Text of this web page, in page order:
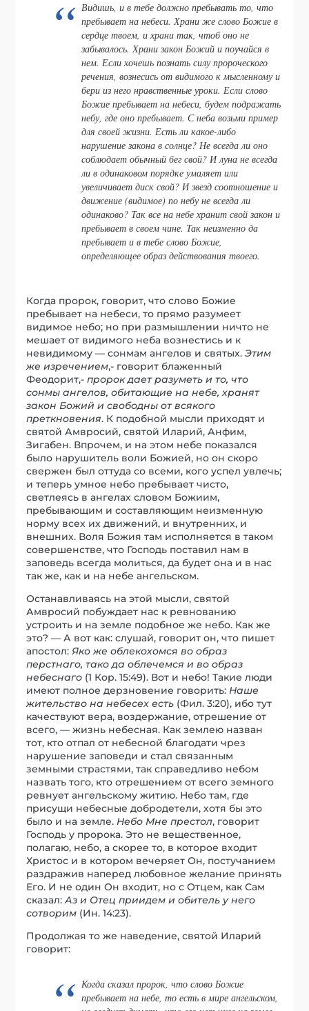
Видишь, и в тебе должно пребывать то, что
пребывает на небеси. Храни же слово Божие в
сердце твоем, и храни так, чтоб оно не
забывалось. Храни закон Божий и поучайся в
нем. Если хочешь познать силу пророческого
речения, вознесись от видимого к мысленному и
бери из него нравственные уроки. Если слово
Божие пребывает на небеси, будем подражать
небу, где оно пребывает. С неба возьми пример
для своей жизни. Есть ли какое-либо
нарушение закона в солнце? Не всегда ли оно
соблюдает обычный бег свой? И луна не всегда
ли в одинаковом порядке умаляет или
увеличивает диск свой? И звезд соотношение и
движение (видимое) по небу не всегда ли
одинаково? Так все на небе хранит свой закон и
пребывает в своем чине. Так неизменно да
пребывает и в тебе слово Божие,
определяющее образ действования твоего.
Когда пророк, говорит, что слово Божие
пребывает на небеси, то прямо разумеет
видимое небо; но при размышлении ничто не
мешает от видимого неба вознестись и к
невидимому — сонмам ангелов и святых.Этим
же изречением,- говорит блаженный
Феодорит,-пророк дает разуметь и то, что
сонмы ангелов, обитающие на небе, хранят
закон Божий и свободны от всякого
преткновения. К подобной мысли приходят и
святой Амвросий, святой Иларий, Анфим,
Зигабен. Впрочем, и на этом небе показался
было нарушитель воли Божией, но он скоро
свержен был оттуда со всеми, кого успел увлечь;
и теперь умное небо пребывает чисто,
светлеясь в ангелах словом Божиим,
пребывающим и составляющим неизменную
норму всех их движений, и внутренних, и
внешних. Воля Божия там исполняется в таком
совершенстве, что Господь поставил нам в
заповедь всегда молиться, да будет она и в нас
так же, как и на небе ангельском.
Останавливаясь на этой мысли, святой
Амвросий побуждает нас к ревнованию
устроить и на земле подобное же небо. Как же
это? — А вот как: слушай, говорит он, что пишет
апостол:Яко же облекохомся во образ
перстнаго, тако да облечемся и во образ
небеснаго (1 Кор. 15:49). Вот и небо! Такие люди
имеют полное дерзновение говорить: Наше
жительство на небесех есть (Фил. 3:20), ибо тут
качествуют вера, воздержание, отрешение от
всего, — жизнь небесная. Как землею назван
тот, кто отпал от небесной благодати чрез
нарушение заповеди и стал связанным
земными страстями, так справедливо небом
назвать того, кто отрешением от всего земного
ревнует ангельскому житию. Небо там, где
присущи небесные добродетели, хотя бы это
было и на земле. Небо Мне престол, говорит
Господь у пророка. Это не вещественное,
полагаю, небо, а скорее то, в которое входит
Христос и в котором вечеряет Он, постучанием
раздражив наперед любовное желание принять
Его. И не один Он входит, но с Отцем, как Сам
сказал:Аз и Отец приидем и обитель у него
сотворим (Ин. 14:23).
Продолжая то же наведение, святой Иларий
говорит:
Когда сказал пророк, что слово Божие
пребывает на небе, то есть в мире ангельском,